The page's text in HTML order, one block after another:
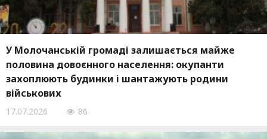
У Молочанській громаді залишається майже
половина довоєнного населення: окупанти
захоплюють будинки і шантажують родини
військових
17.07.2026 86